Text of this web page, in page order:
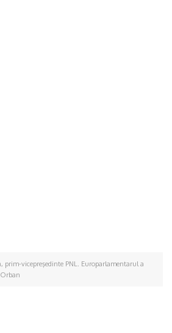
prim-vicepreşedinte PNL. Europarlamentarul a